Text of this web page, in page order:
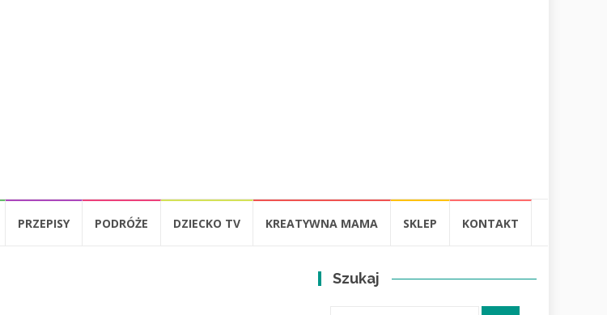
PRZEPISY PODRÓŻE DZIECKO TV KREATYWNA MAMA SKLEP KONTAKT
Szukaj